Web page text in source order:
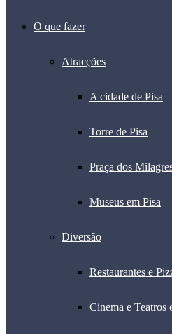
O que fazer
Atracções
A cidade de Pisa
Torre de Pisa
Praça dos
Museus em Pisa
Diversão
Restaurantes e
Cinema e Teatros